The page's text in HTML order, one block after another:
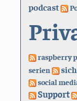
podcast
raspberry
serien
social
Support